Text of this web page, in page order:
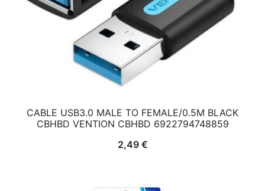
CABLE USB3.0 MALE TO FEMALE/0.5M BLACK
CBHBD VENTION CBHBD 6922794748859
2,49 €